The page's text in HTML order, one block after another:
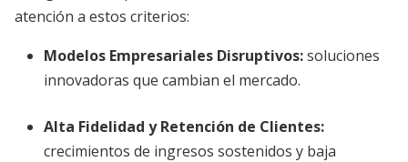
atención a estos criterios:
Modelos Empresariales Disruptivos:soluciones
innovadoras que cambian el mercado.
Alta Fidelidad y Retención de Clientes:
crecimientos de ingresos sostenidos y baja